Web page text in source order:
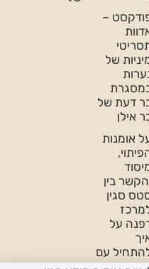
–
של
דעת של
אילן
אומנות
בין
סגין
על
עם